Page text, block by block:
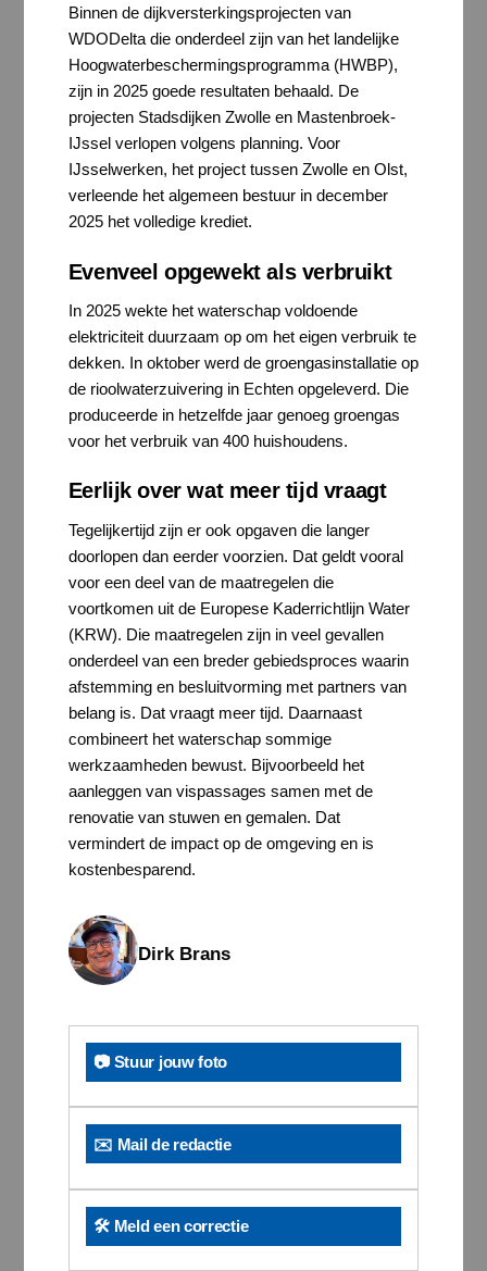
Binnen de dijkversterkingsprojecten van
WDODelta die onderdeel zijn van het landelijke
Hoogwaterbeschermingsprogramma (HWBP),
zijn in 2025 goede resultaten behaald. De
projecten Stadsdijken Zwolle en Mastenbroek-
IJssel verlopen volgens planning. Voor
IJsselwerken, het project tussen Zwolle en Olst,
verleende het algemeen bestuur in december
2025 het volledige krediet.
Evenveel opgewekt als verbruikt
In 2025 wekte het waterschap voldoende
elektriciteit duurzaam op om het eigen verbruik te
dekken. In oktober werd de groengasinstallatie op
de rioolwaterzuivering in Echten opgeleverd. Die
produceerde in hetzelfde jaar genoeg groengas
voor het verbruik van 400 huishoudens.
Eerlijk over wat meer tijd vraagt
Tegelijkertijd zijn er ook opgaven die langer
doorlopen dan eerder voorzien. Dat geldt vooral
voor een deel van de maatregelen die
voortkomen uit de Europese Kaderrichtlijn Water
(KRW). Die maatregelen zijn in veel gevallen
onderdeel van een breder gebiedsproces waarin
afstemming en besluitvorming met partners van
belang is. Dat vraagt meer tijd. Daarnaast
combineert het waterschap sommige
werkzaamheden bewust. Bijvoorbeeld het
aanleggen van vispassages samen met de
renovatie van stuwen en gemalen. Dat
vermindert de impact op de omgeving en is
kostenbesparend.
Dirk Brans
📷 Stuur jouw foto
✉️ Mail de redactie
🛠️ Meld een correctie